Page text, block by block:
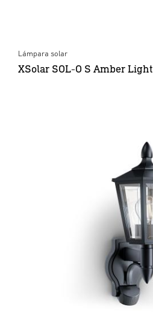
Lámpara solar
XSolar SOL-O S Amber Light